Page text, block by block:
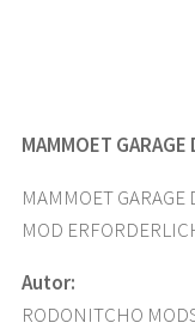
MAMMOET
MAMMOET
MOD
Autor:
RODONITCHO